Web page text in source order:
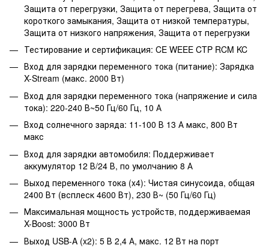
Защита от перегрузки, Защита от перегрева, Защита от
короткого замыкания, Защита от низкой температуры,
Защита от низкого напряжения, Защита от перегрузки
Тестирование и сертификация: CE WEEE CTP RCM KC
Вход для зарядки переменного тока (питание): Зарядка
X-Stream (макс. 2000 Вт)
Вход для зарядки переменного тока (напряжение и сила
тока): 220-240 В~50 Гц/60 Гц, 10 А
Вход солнечного заряда: 11-100 В 13 А макс, 800 Вт
макс
Вход для зарядки автомобиля: Поддерживает
аккумулятор 12 В/24 В, по умолчанию 8 А
Выход переменного тока (x4): Чистая синусоида, общая
2400 Вт (всплеск 4600 Вт), 230 В~ (50 Гц/60 Гц)
Максимальная мощность устройств, поддерживаемая
X-Boost: 3000 Вт
Выход USB-A (x2): 5 В 2,4 А, макс. 12 Вт на порт